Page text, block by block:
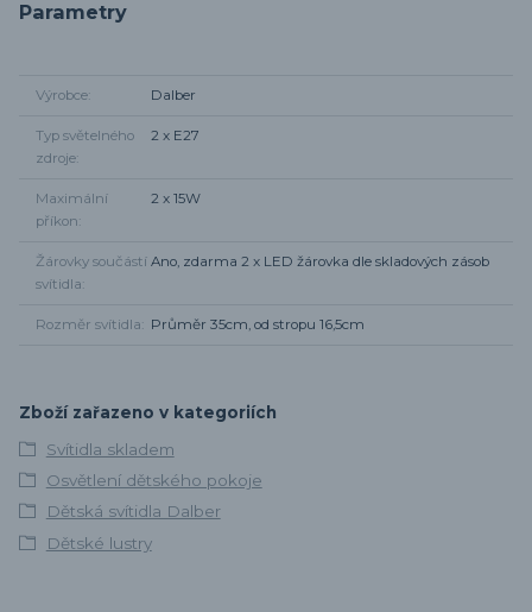
Parametry
Výrobce Dalber
Typ světelného
zdroje
2 x E27
Maximální
příkon
2 x 15W
Žárovky součástí
svítidla
Ano, zdarma 2 x LED žárovka dle skladových zásob
Rozměr svítidla Průměr 35cm, od stropu 16,5cm
Zboží zařazeno v kategoriích
Svítidla skladem
Osvětlení dětského pokoje
Dětská svítidla Dalber
Dětské lustry